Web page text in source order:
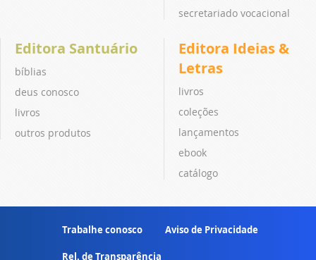
secretariado vocacional
Editora Santuário
bíblias
deus conosco
livros
outros produtos
Editora Ideias &
Letras
livros
coleções
lançamentos
ebook
catálogo
Trabalhe conosco Aviso de Privacidade
Rel. de Transparência